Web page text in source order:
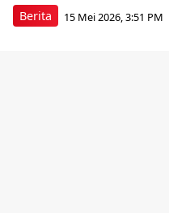
Berita 15 Mei 2026, 3:51 PM